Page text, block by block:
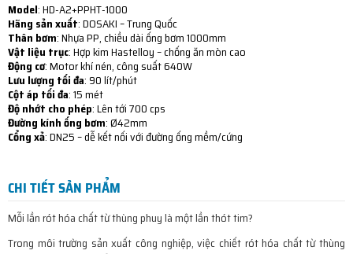
Model: HD-A2+PPHT-1000
Hãng sản xuất: DOSAKI – Trung Quốc
Thân bơm: Nhựa PP, chiều dài ống bơm 1000mm
Vật liệu trục: Hợp kim Hastelloy – chống ăn mòn cao
Động cơ: Motor khí nén, công suất 640W
Lưu lượng tối đa: 90 lít/phút
Cột áp tối đa: 15 mét
Độ nhớt cho phép: Lên tới 700 cps
Đường kính ống bơm: Ø42mm
Cổng xả: DN25 – dễ kết nối với đường ống mềm/cứng
CHI TIẾT SẢN PHẨM
Mỗi lần rót hóa chất từ thùng phuy là một lần thót tim?
Trong môi trường sản xuất công nghiệp, việc chiết rót hóa chất từ thùng